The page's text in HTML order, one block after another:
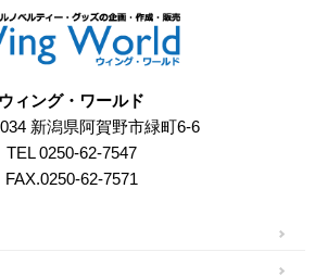
ウィング・ワールド
新潟県阿賀野市緑町6-6
TEL 0250-62-7547
FAX.0250-62-7571